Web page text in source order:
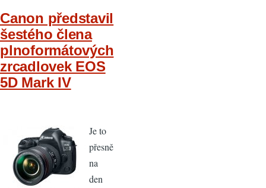
Canon představil
šestého člena
plnoformátových
zrcadlovek EOS
5D Mark IV
Je to
přesně
na
den